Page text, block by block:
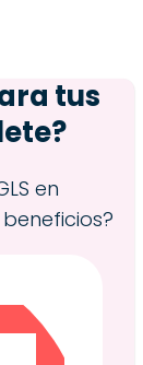
tus
?
en